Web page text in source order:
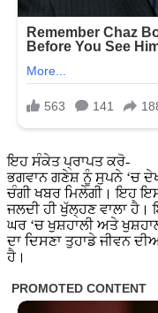
ਇਹ ਸੰਕੇਤ ਪ੍ਰਾਪਤ ਕਰੋ-
ਭਗਵਾਨ ਗਣੇਸ਼ ਨੂੰ ਸੁਪਨੇ ‘ਚ
ਚੰਗੀ ਖਬਰ ਮਿਲੇਗੀ। ਇਹ
ਜਲਦੀ ਹੀ ਖੁੱਲ੍ਹਣ ਵਾਲਾ ਹੈ।
ਘਰ ‘ਚ ਖੁਸ਼ਹਾਲੀ ਅਤੇ
ਦਾ ਦਿਸਣਾ ਤੁਹਾਡੇ ਜੀਵਨ
ਹੈ।